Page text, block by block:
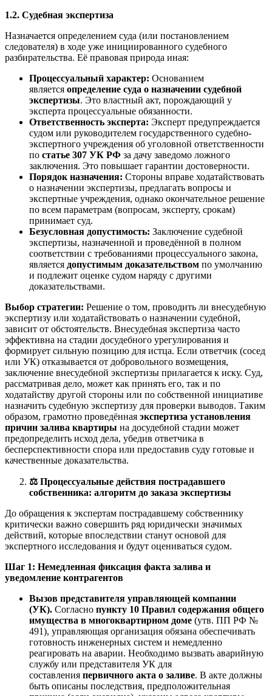
1.2. Судебная экспертиза
Назначается определением суда (или постановлением
следователя) в ходе уже инициированного судебного
разбирательства. Её правовая природа иная:
Процессуальный характер: Основанием
является определение суда о назначении судебной
экспертизы. Это властный акт, порождающий у
эксперта процессуальные обязанности.
Ответственность эксперта: Эксперт предупреждается
судом или руководителем государственного судебно-
экспертного учреждения об уголовной ответственности
по статье 307 УК РФ за дачу заведомо ложного
заключения. Это повышает гарантии достоверности.
Порядок назначения: Стороны вправе ходатайствовать
о назначении экспертизы, предлагать вопросы и
экспертные учреждения, однако окончательное решение
по всем параметрам (вопросам, эксперту, срокам)
принимает суд.
Безусловная допустимость: Заключение судебной
экспертизы, назначенной и проведённой в полном
соответствии с требованиями процессуального закона,
является допустимым доказательством по умолчанию
и подлежит оценке судом наряду с другими
доказательствами.
Выбор стратегии: Решение о том, проводить ли внесудебную
экспертизу или ходатайствовать о назначении судебной,
зависит от обстоятельств. Внесудебная экспертиза часто
эффективна на стадии досудебного урегулирования и
формирует сильную позицию для истца. Если ответчик (сосед
или УК) отказывается от добровольного возмещения,
заключение внесудебной экспертизы прилагается к иску. Суд,
рассматривая дело, может как принять его, так и по
ходатайству другой стороны или по собственной инициативе
назначить судебную экспертизу для проверки выводов. Таким
образом, грамотно проведённая экспертиза установления
причин залива квартиры на досудебной стадии может
предопределить исход дела, убедив ответчика в
бесперспективности спора или предоставив суду готовые и
качественные доказательства.
⚖️ Процессуальные действия пострадавшего
собственника: алгоритм до заказа экспертизы
До обращения к экспертам пострадавшему собственнику
критически важно совершить ряд юридически значимых
действий, которые впоследствии станут основой для
экспертного исследования и будут оцениваться судом.
Шаг 1: Немедленная фиксация факта залива и
уведомление контрагентов
Вызов представителя управляющей компании
(УК). Согласно пункту 10 Правил содержания общего
имущества в многоквартирном доме (утв. ПП РФ №
491), управляющая организация обязана обеспечивать
готовность инженерных систем и немедленно
реагировать на аварии. Необходимо вызвать аварийную
службу или представителя УК для
составления первичного акта о заливе. В акте должны
быть описаны последствия, предположительная